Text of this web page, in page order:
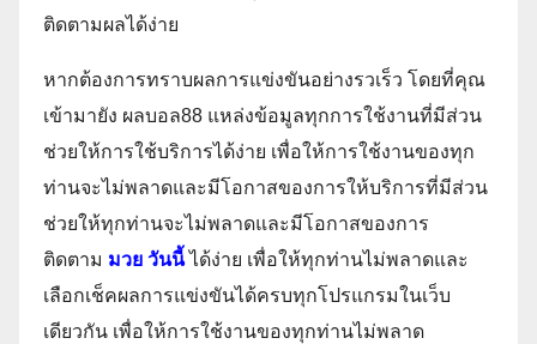
ติดตามผลได้ง่าย
หากต้องการทราบผลการแข่งขันอย่างรวเร็ว โดยที่คุณ
เข้ามายัง ผลบอล88 แหล่งข้อมูลทุกการใช้งานที่มีส่วน
ช่วยให้การใช้บริการได้ง่าย เพื่อให้การใช้งานของทุก
ท่านจะไม่พลาดและมีโอกาสของการให้บริการที่มีส่วน
ช่วยให้ทุกท่านจะไม่พลาดและมีโอกาสของการ
ติดตาม มวย วันนี้ ได้ง่าย เพื่อให้ทุกท่านไม่พลาดและ
เลือกเช็คผลการแข่งขันได้ครบทุกโปรแกรมในเว็บ
เดียวกัน เพื่อให้การใช้งานของทุกท่านไม่พลาด